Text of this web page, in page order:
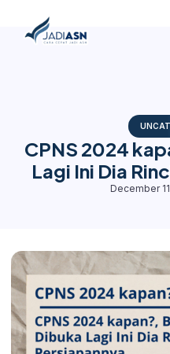
CPNS 2024
Lagi Ini Dia
December